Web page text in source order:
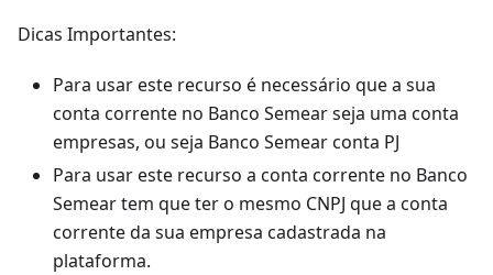
Dicas Importantes:
Para usar este recurso é necessário que a sua
conta corrente no Banco Semear seja uma conta
empresas, ou seja Banco Semear conta PJ
Para usar este recurso a conta corrente no Banco
Semear tem que ter o mesmo CNPJ que a conta
corrente da sua empresa cadastrada na
plataforma.